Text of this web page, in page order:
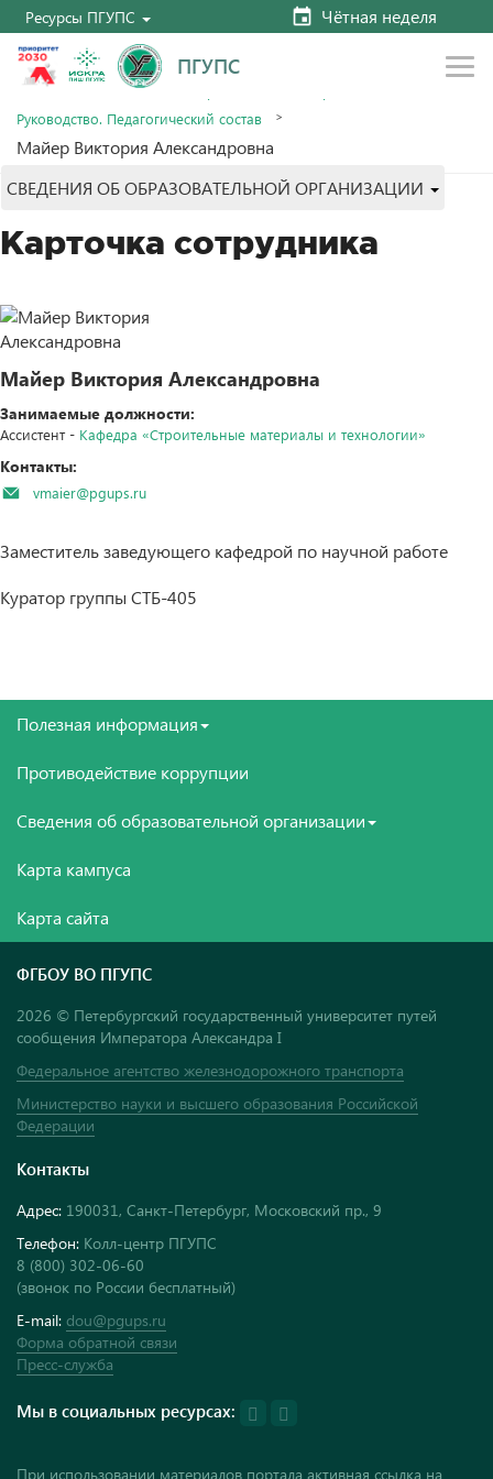
Ресурсы ПГУПС Чётная неделя
ПГУПС
Главная
Сведения об образовательной организации
Руководство. Педагогический состав
Майер Виктория Александровна
СВЕДЕНИЯ ОБ ОБРАЗОВАТЕЛЬНОЙ ОРГАНИЗАЦИИ
Карточка сотрудника
Майер Виктория Александровна
Занимаемые должности:
Ассистент - Кафедра «Строительные материалы и технологии»
Контакты:
vmaier@pgups.ru
Заместитель заведующего кафедрой по научной работе
Куратор группы СТБ-405
Полезная информация
Противодействие коррупции
Сведения об образовательной организации
Карта кампуса
Карта сайта
ФГБОУ ВО ПГУПС
2026 © Петербургский государственный университет путей
сообщения Императора Александра I
Федеральное агентство железнодорожного транспорта
Министерство науки и высшего образования Российской
Федерации
Контакты
Адрес: 190031, Санкт-Петербург, Московский пр., 9
Телефон: Колл-центр ПГУПС
8 (800) 302-06-60
(звонок по России бесплатный)
E-mail: dou@pgups.ru
Форма обратной связи
Пресс-служба
Мы в социальных ресурсах:
При использовании материалов портала активная ссылка на